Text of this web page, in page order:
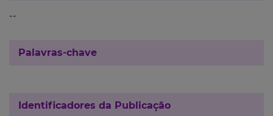
--
Palavras-chave
Identificadores da Publicação